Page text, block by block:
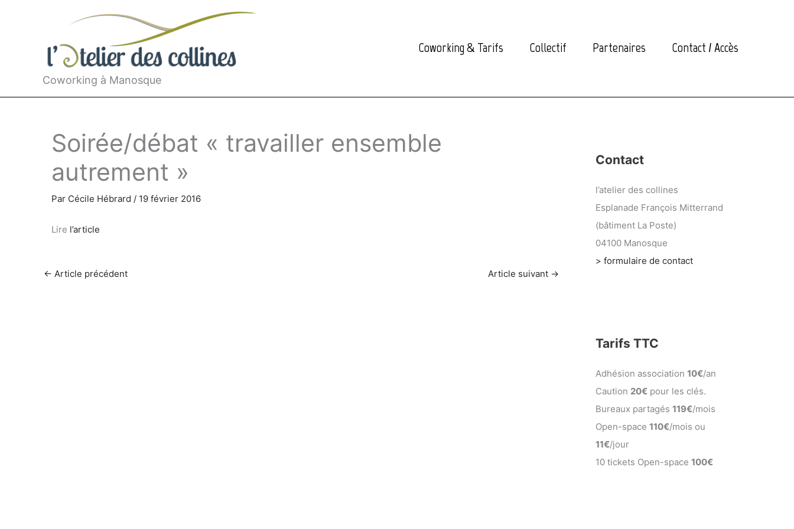
Coworking à Manosque
Coworking & Tarifs Collectif Partenaires Contact / Accès
Soirée/débat « travailler ensemble
autrement »
Par Cécile Hébrard / 19 février 2016
Lire l’article
← Article précédent Article suivant →
Contact
l’atelier des collines
Esplanade François Mitterrand
(bâtiment La Poste)
04100 Manosque
> formulaire de contact
Tarifs TTC
Adhésion association 10€/an
Caution 20€ pour les clés.
Bureaux partagés 119€/mois
Open-space 110€/mois ou
11€/jour
10 tickets Open-space 100€